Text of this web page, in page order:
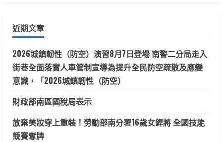
字:
近期文章
2026城鎮韌性（防空）演習8月7日登場 南警二分局走入
街巷全面落實人車管制宣導為提升全民防空疏散及應變
意識，「2026城鎮韌性（防空）
財政部南區國稅局表示
放棄美妝穿上重裝！勞動部南分署16歲女銲將 全國技能
競賽奪牌